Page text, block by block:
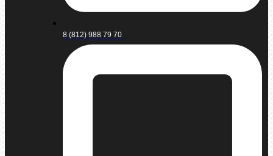
8 (812) 988 79 70